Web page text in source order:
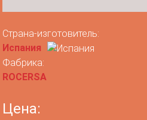
Страна-изготовитель:
Испания
Фабрика:
ROCERSA
Цена: